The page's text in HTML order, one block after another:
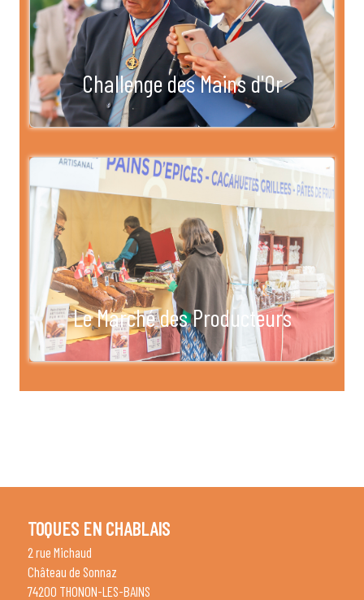
Challenge des Mains d'Or
Le Marché des Producteurs
TOQUES EN CHABLAIS
2 rue Michaud
Château de Sonnaz
74200 THONON-LES-BAINS